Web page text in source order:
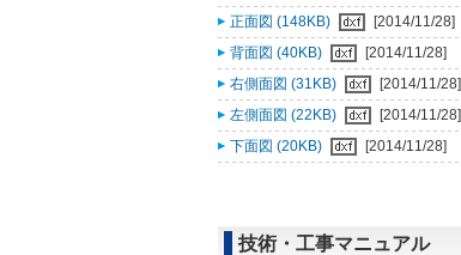
正面図 (148KB)
[2014/11/28]
背面図 (40KB)
[2014/11/28]
右側面図 (31KB)
[2014/11/28]
左側面図 (22KB)
[2014/11/28]
下面図 (20KB)
[2014/11/28]
技術・工事マニュアル